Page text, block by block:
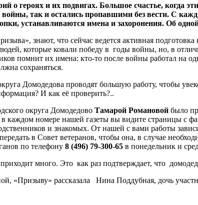
о героях и их подвигах. Большое счастье, когда
так и остались пропавшими без вести. С
устанавливаются имена и захоронения. Об
знают, что сейчас ведется активная
которые ковали победу в годы войны, но, в
помнит их имена: кто-то после войны работал на
сохраняться.
Домодедова проводят большую работу, чтобы
И как её проверить?..
округа Домодедово Тамарой Романовой было
каждом номере нашей газеты вы видите страницы
и знакомых. От нашей с вами работы
в Совет ветеранов, чтобы она, в случае
по телефону 8 (496) 79-300-65 в понедельник и
много. Это как раз подтверждает, что
«Призыву» рассказала Нина Поддубная, дочь